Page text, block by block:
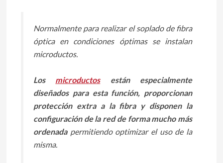
Normalmente para realizar el soplado de fibra
óptica en condiciones óptimas se instalan
microductos.
Los microductosestán especialmente
diseñados para esta función, proporcionan
protección extra a la fibra y disponen la
configuración de la red de forma mucho más
ordenadapermitiendo optimizar el uso de la
misma.